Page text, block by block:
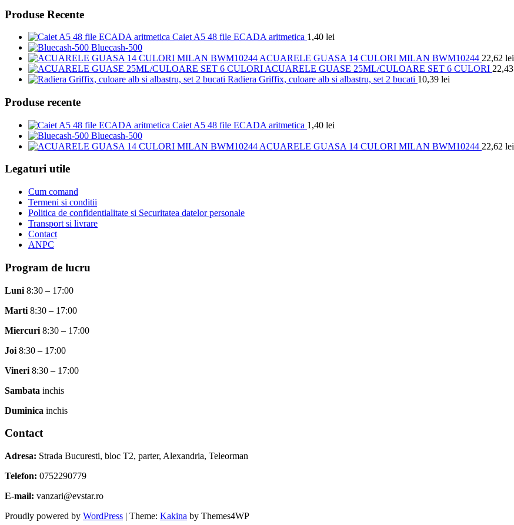
Produse Recente
Caiet A5 48 file ECADA aritmetica 1,40 lei
Bluecash-500
ACUARELE GUASA 14 CULORI MILAN BWM10244 22,62 lei
ACUARELE GUASE 25ML/CULOARE SET 6 CULORI 22,43
Radiera Griffix, culoare alb si albastru, set 2 bucati 10,39 lei
Produse recente
Caiet A5 48 file ECADA aritmetica 1,40 lei
Bluecash-500
ACUARELE GUASA 14 CULORI MILAN BWM10244 22,62 lei
Legaturi utile
Cum comand
Termeni si conditii
Politica de confidentialitate si Securitatea datelor personale
Transport si livrare
Contact
ANPC
Program de lucru
Luni 8:30 – 17:00
Marti 8:30 – 17:00
Miercuri 8:30 – 17:00
Joi 8:30 – 17:00
Vineri 8:30 – 17:00
Sambata inchis
Duminica inchis
Contact
Adresa: Strada Bucuresti, bloc T2, parter, Alexandria, Teleorman
Telefon: 0752290779
E-mail: vanzari@evstar.ro
Proudly powered by WordPress | Theme: Kakina by Themes4WP